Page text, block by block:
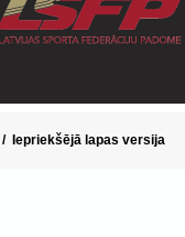
/ Iepriekšējā lapas versija